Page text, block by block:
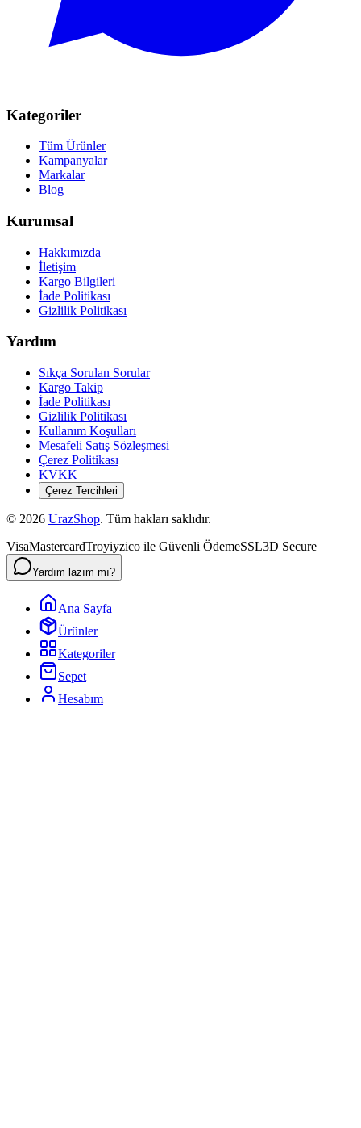
Kategoriler
Tüm Ürünler
Kampanyalar
Markalar
Blog
Kurumsal
Hakkımızda
İletişim
Kargo Bilgileri
İade Politikası
Gizlilik Politikası
Yardım
Sıkça Sorulan Sorular
Kargo Takip
İade Politikası
Gizlilik Politikası
Kullanım Koşulları
Mesafeli Satış Sözleşmesi
Çerez Politikası
KVKK
Çerez Tercihleri
© 2026 UrazShop. Tüm hakları saklıdır.
VisaMastercardTroyiyzico ile Güvenli ÖdemeSSL3D Secure
Yardım lazım mı?
Ana Sayfa
Ürünler
Kategoriler
Sepet
Hesabım